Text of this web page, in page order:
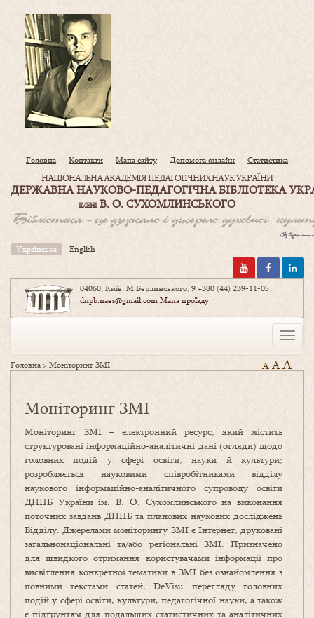
Головна Контакти Мапа сайту Допомога онлайн Статистика
НАЦІОНАЛЬНА АКАДЕМІЯ ПЕДАГОГІЧНИХ НАУК УКРАЇНИ
ДЕРЖАВНА НАУКОВО-ПЕДАГОГІЧНА БІБЛІОТЕКА
ІМЕНІВ. О. СУХОМЛИНСЬКОГО
Українська English
04060, Київ, М.Берлинського, 9+380 (44) 239-11-05
dnpb.naes@gmail.comМапа проїзду
Toggle
Головна >Моніторинг ЗМІ A AA
Моніторинг ЗМІ
Моніторинг ЗМІ – електронний ресурс, який містить
структуровані інформаційно-аналітичні дані (огляди) щодо
головних подій у сфері освіти, науки й культури;
розробляється науковими співробітниками відділу
наукового інформаційно-аналітичного супроводу освіти
ДНПБ України ім. В. О. Сухомлинського на виконання
поточних завдань ДНПБ та планових наукових досліджень
Відділу. Джерелами моніторингу ЗМІ є Інтернет, друковані
загальнонаціональні та/або регіональні ЗМІ. Призначено
для швидкого отримання користувачами інформації про
висвітлення конкретної тематики в ЗМІ без ознайомлення з
повними текстами статей, DeVisu перегляду головних
подій у сфері освіти, культури, педагогічної науки, а також
є підґрунтям для подальших статистичних та аналітичних